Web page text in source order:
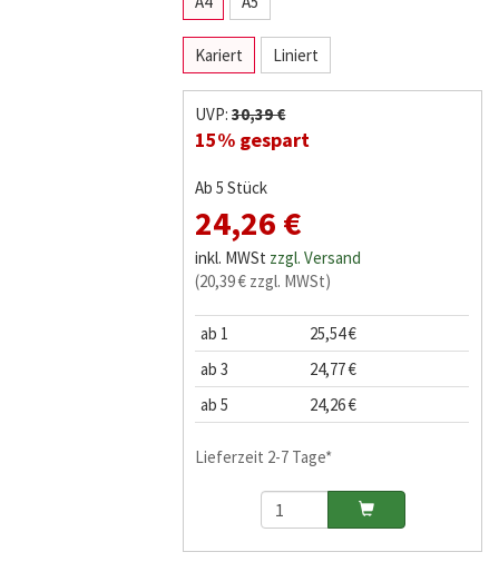
Kariert Liniert
UVP:30,39 €
15% gespart
Ab 5 Stück
24,26 €
inkl. MWSt zzgl. Versand
(20,39 € zzgl. MWSt)
ab 1
25,54 €
ab 3
24,77 €
ab 5
24,26 €
Lieferzeit 2-7 Tage*